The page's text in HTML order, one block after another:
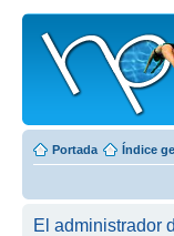
Portada Índice
El administrador